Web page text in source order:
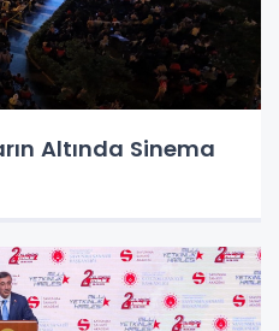
Altında Sinema